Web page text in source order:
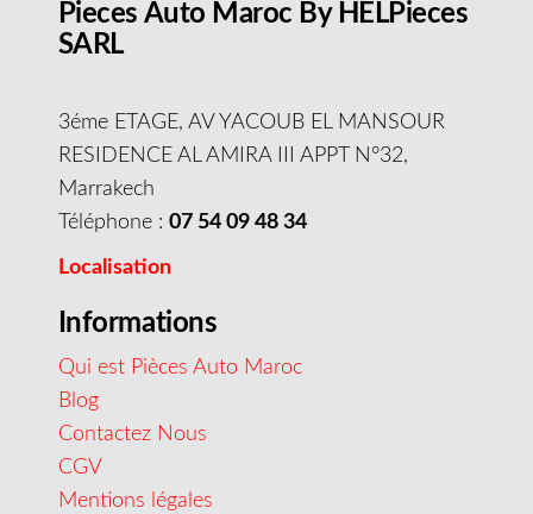
Pieces Auto Maroc By HELPieces
SARL
3éme ETAGE, AV YACOUB EL MANSOUR
RESIDENCE AL AMIRA III APPT N°32,
Marrakech
Téléphone : 07 54 09 48 34
Localisation
Informations
Qui est Pièces Auto Maroc
Blog
Contactez Nous
CGV
Mentions légales